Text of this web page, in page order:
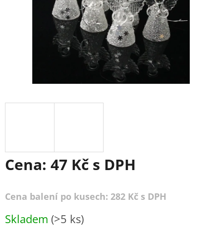
Cena: 47 Kč s DPH
Cena balení po kusech: 282 Kč s DPH
cena:
Skladem (>5 ks)